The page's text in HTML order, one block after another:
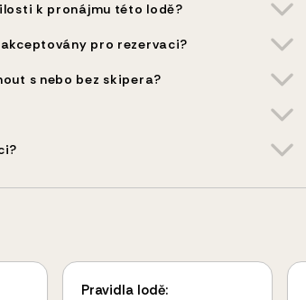
k pronájmu této lodě?
pro rezervaci?
s nebo bez skipera?
Pravidla lodě: